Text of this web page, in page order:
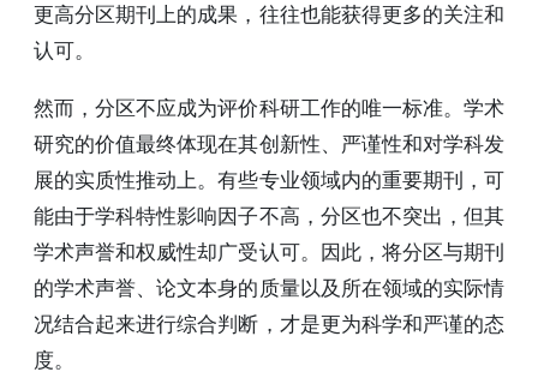
更高分区期刊上的成果，往往也能获得更多的关注和
认可。
然而，分区不应成为评价科研工作的唯一标准。学术
研究的价值最终体现在其创新性、严谨性和对学科发
展的实质性推动上。有些专业领域内的重要期刊，可
能由于学科特性影响因子不高，分区也不突出，但其
学术声誉和权威性却广受认可。因此，将分区与期刊
的学术声誉、论文本身的质量以及所在领域的实际情
况结合起来进行综合判断，才是更为科学和严谨的态
度。